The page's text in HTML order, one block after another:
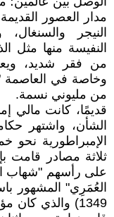
مدار العصور
النيجر
النفيسة منها مثل
من فقر شديد،
وخاصة في العاصمة
من مليوني نسمة.
قديمًا، كانت مالي
الشأن، واشتهر
ثلاثة مصادر قامت
على رأسهم "شهاب
1349) والذي